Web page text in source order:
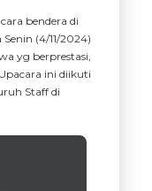
bendera di
(4/11/2024)
yg berprestasi,
ini diikuti
Staff di